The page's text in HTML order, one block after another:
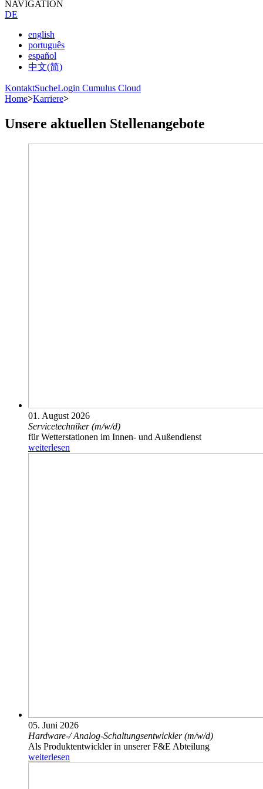
NAVIGATION
DE
english
português
español
中文(简)
KontaktSucheLogin Cumulus Cloud
Home>Karriere>
Unsere aktuellen Stellenangebote
01. August 2026
Servicetechniker (m/­w/­d)
für Wetterstationen im Innen- und Außendienst
weiterlesen
05. Juni 2026
Hardware-/­ Analog-Schaltungsentwickler (m/­w/­d)
Als Produktentwickler in unserer F&E Abteilung
weiterlesen